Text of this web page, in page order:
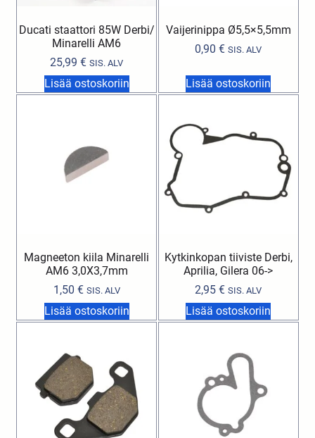
Ducati staattori 85W Derbi/
Minarelli AM6
25,99€ SIS. ALV
Lisää ostoskoriin
Vaijerinippa Ø5,5×5,5mm
0,90€ SIS. ALV
Lisää ostoskoriin
Magneeton kiila Minarelli
AM6 3,0X3,7mm
1,50 € SIS. ALV
Lisää ostoskoriin
Kytkinkopan tiiviste Derbi,
Aprilia, Gilera 06->
2,95€ SIS. ALV
Lisää ostoskoriin